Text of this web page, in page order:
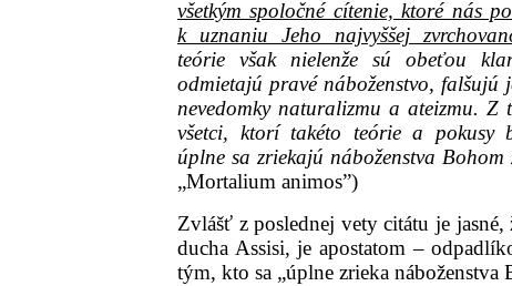
všetkým spoločné cítenie, ktoré nás
k uznaniu Jeho najvyššej
teórie však nielenže sú obeťou
odmietajú pravé náboženstvo, falšujú
nevedomky naturalizmu a ateizmu. Z
všetci, ktorí takéto teórie a pokusy
úplne sa zriekajú náboženstva Bohom
„Mortalium animos”)
Zvlášť z poslednej vety citátu je
ducha Assisi, je apostatom –
tým, kto sa „úplne zrieka náboženstva